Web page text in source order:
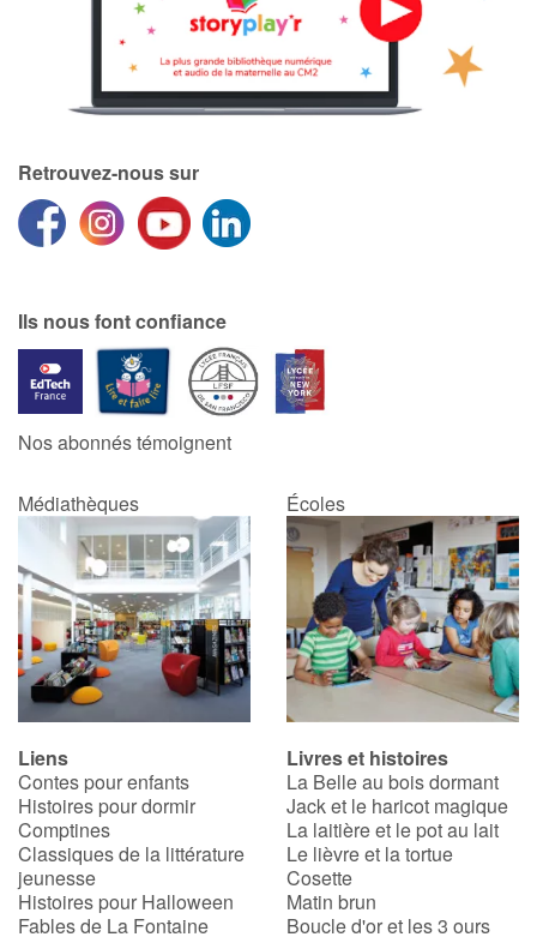
Retrouvez-nous sur
Ils nous font confiance
Nos abonnés témoignent
Médiathèques Écoles
Liens
Contes pour enfants
Histoires pour dormir
Comptines
Classiques de la littérature
jeunesse
Histoires pour Halloween
Fables de La Fontaine
Livres et histoires
La Belle au bois dormant
Jack et le haricot magique
La laitière et le pot au lait
Le lièvre et la tortue
Cosette
Matin brun
Boucle d'or et les 3 ours